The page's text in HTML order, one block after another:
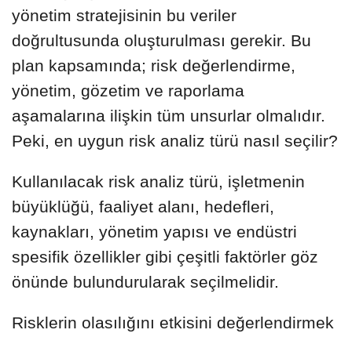
yönetim stratejisinin bu veriler
doğrultusunda oluşturulması gerekir. Bu
plan kapsamında; risk değerlendirme,
yönetim, gözetim ve raporlama
aşamalarına ilişkin tüm unsurlar olmalıdır.
Peki, en uygun risk analiz türü nasıl seçilir?
Kullanılacak risk analiz türü, işletmenin
büyüklüğü, faaliyet alanı, hedefleri,
kaynakları, yönetim yapısı ve endüstri
spesifik özellikler gibi çeşitli faktörler göz
önünde bulundurularak seçilmelidir.
Risklerin olasılığını etkisini değerlendirmek